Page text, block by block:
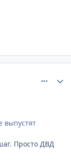
выпустят
Просто ДВД